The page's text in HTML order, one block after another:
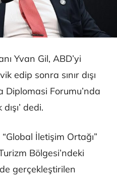
Yvan Gil, ABD’yi
edip sonra sınır dışı
Diplomasi Forumu’nda
dedi.
İletişim Ortağı”
Bölgesi’ndeki
gerçekleştirilen